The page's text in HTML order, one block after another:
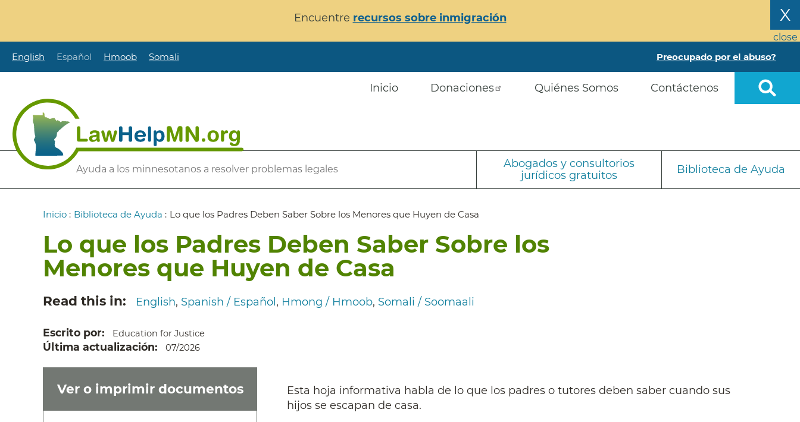
principal
X
close
Encuentre recursos sobre inmigración
English Español Hmoob Somali Preocupado por el abuso?
Ayuda a los minnesotanos a resolver problemas legales
Inicio Donaciones Quiénes Somos Contáctenos
Secondary
Abogados y consultorios
jurídicos gratuitos
Biblioteca de Ayuda
Ruta
navegación
Inicio : Biblioteca de Ayuda : Lo que los Padres Deben Saber Sobre los Menores que Huyen de Casa
Lo que los Padres Deben Saber Sobre los
Menores que Huyen de Casa
Read this in English Spanish / Español Hmong / Hmoob Somali / Soomaali
Escrito por Education for Justice
Última actualización 07/2026
Ver o imprimir documentos
Esta hoja informativa habla de lo que los padres o tutores deben saber cuando sus
hijos se escapan de casa.